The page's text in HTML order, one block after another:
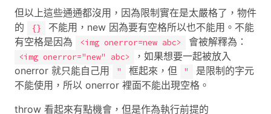
但以上這些通通都沒用，因為限制實在是太嚴格了，物件
的
{}
不能用，new 因為要有空格所以也不能用。不能
有空格是因為
<img onerror=new abc> 會被解釋為：
<img onerror="new" abc>
，如果想要一起被放入
onerror 就只能自己用
" 框起來，但 "
是限制的字元
不能使用，所以 onerror 裡面不能出現空格。
throw 看起來有點機會，但是作為執行前提的